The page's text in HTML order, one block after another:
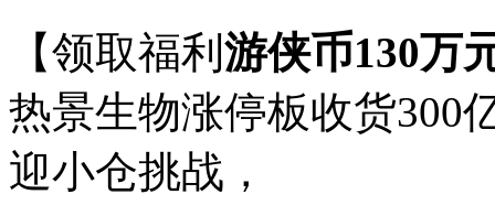
【领取福利 游侠币130万
热景生物涨停板收货300
迎小仓挑战，